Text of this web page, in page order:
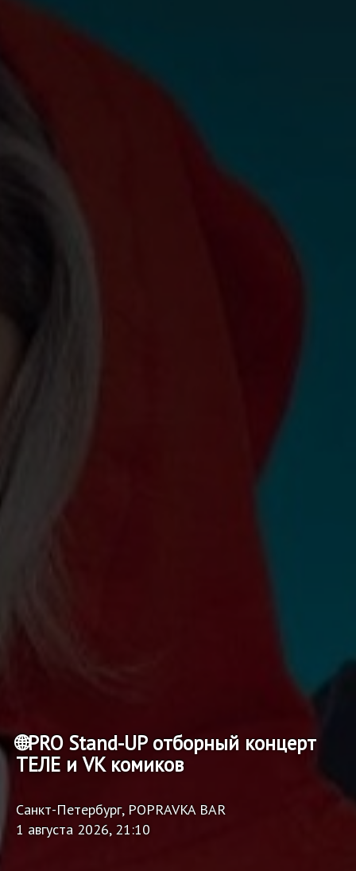
🌐PRO Stand-UP отборный концерт
ТЕЛЕ и VK комиков
Санкт-Петербург, POPRAVKA BAR
1 августа 2026, 21:10